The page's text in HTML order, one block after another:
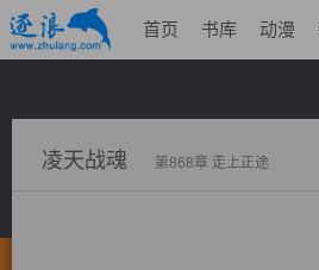
首页 书库 动漫
凌天战魂 第868章 走上正途